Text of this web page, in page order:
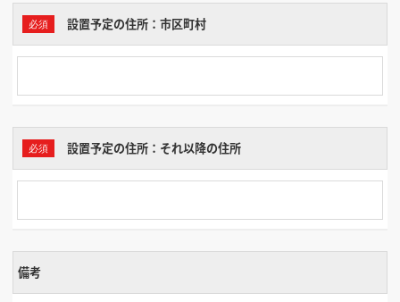
設置予定の住所：市区町村
設置予定の住所：それ以降の住所
備考